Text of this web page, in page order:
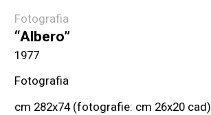
Fotografia
“Albero”
1977
Fotografia
cm 282x74 (fotografie: cm 26x20 cad)